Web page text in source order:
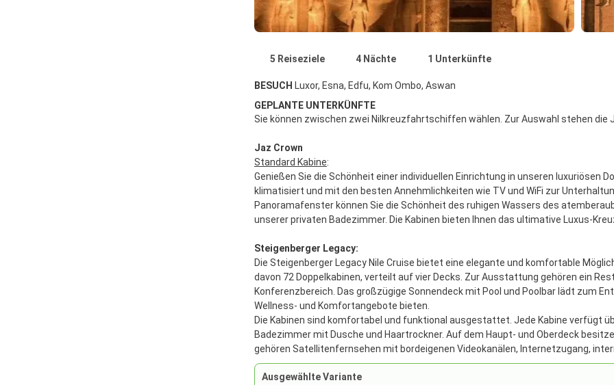
5 Reiseziele 4 Nächte 1 Unterkünfte
BESUCH Luxor, Esna, Edfu, Kom Ombo, Aswan
GEPLANTE UNTERKÜNFTE
Sie können zwischen zwei Nilkreuzfahrtschiffen wählen. Zur Auswahl stehen die
Jaz Crown
Standard Kabine:
Genießen Sie die Schönheit einer individuellen Einrichtung in unseren luxuriösen
klimatisiert und mit den besten Annehmlichkeiten wie TV und WiFi zur
Panoramafenster können Sie die Schönheit des ruhigen Wassers des
unserer privaten Badezimmer. Die Kabinen bieten Ihnen das ultimative Luxus-
Steigenberger Legacy:
Die Steigenberger Legacy Nile Cruise bietet eine elegante und komfortable
davon 72 Doppelkabinen, verteilt auf vier Decks. Zur Ausstattung gehören ein
Konferenzbereich. Das großzügige Sonnendeck mit Pool und Poolbar lädt zum
Wellness- und Komfortangebote bieten.
Die Kabinen sind komfortabel und funktional ausgestattet. Jede Kabine verfügt
Badezimmer mit Dusche und Haartrockner. Auf dem Haupt- und Oberdeck
gehören Satellitenfernsehen mit bord­eigenen Videokanälen, Internetzugang,
Ausgewählte Variante